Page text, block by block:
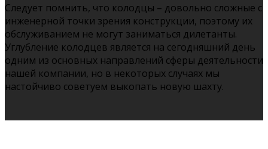
Следует помнить, что колодцы – довольно сложные с
инженерной точки зрения конструкции, поэтому их
обслуживанием не могут заниматься дилетанты.
Углубление колодцев является на сегодняшний день
одним из основных направлений сферы деятельности
нашей компании, но в некоторых случаях мы
настойчиво советуем выкопать новую шахту.